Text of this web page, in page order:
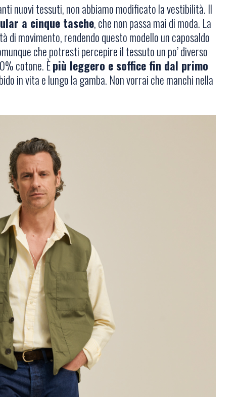
nuovi tessuti, non abbiamo modificato la vestibilità. Il
a cinque tasche, che non passa mai di moda. La
di movimento, rendendo questo modello un caposaldo
che potresti percepire il tessuto un po’ diverso
cotone. Èpiù leggero e soffice fin dal primo
in vita e lungo la gamba. Non vorrai che manchi nella